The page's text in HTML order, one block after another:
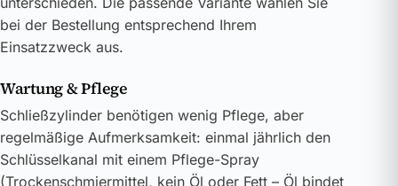
bei der Bestellung entsprechend Ihrem
Einsatzzweck aus.
Wartung & Pflege
Schließzylinder benötigen wenig Pflege, aber
regelmäßige Aufmerksamkeit: einmal jährlich den
Schlüsselkanal mit einem Pflege-Spray
(Trockenschmiermittel, kein Öl oder Fett – Öl bindet